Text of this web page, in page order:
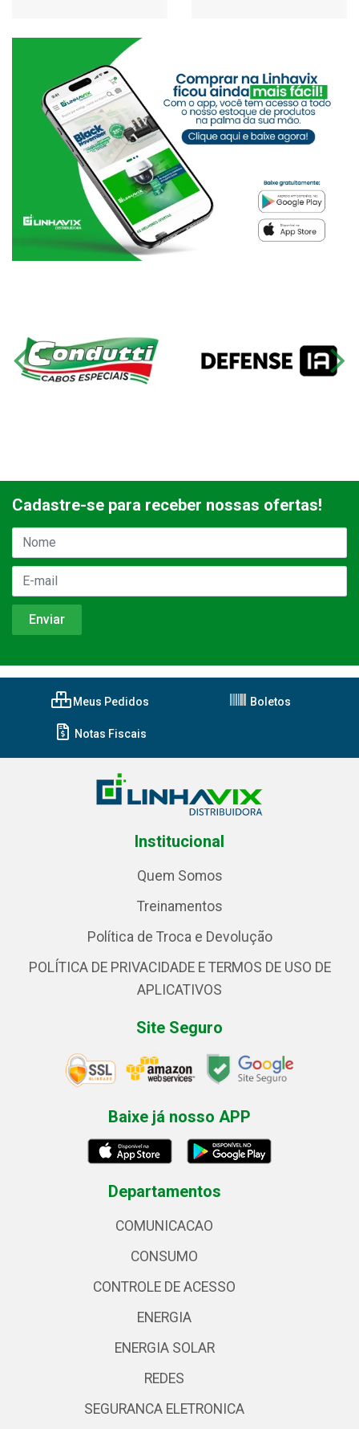
Cadastre-se para receber nossas ofertas!
Meus Pedidos Boletos
Notas Fiscais
Institucional
Quem Somos
Treinamentos
Política de Troca e Devolução
POLÍTICA DE PRIVACIDADE E TERMOS DE USO DE
APLICATIVOS
Site Seguro
Baixe já nosso APP
Departamentos
COMUNICACAO
CONSUMO
CONTROLE DE ACESSO
ENERGIA
ENERGIA SOLAR
REDES
SEGURANCA ELETRONICA